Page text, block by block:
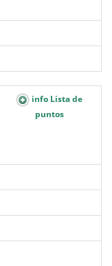
info Lista de
puntos